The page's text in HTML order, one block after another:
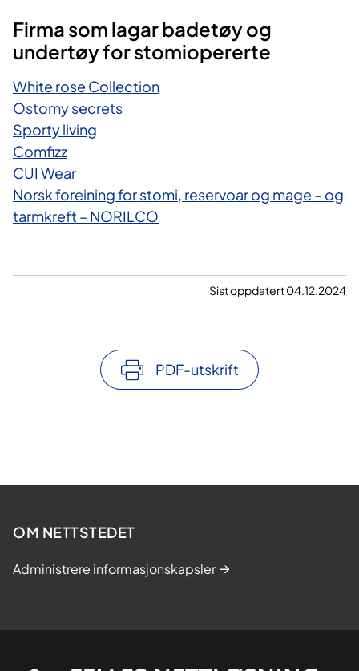
Firma som lagar badetøy og
undertøy for stomiopererte
White rose Collection
Ostomy secrets
Sporty living
Comfizz
CUI Wear
Norsk foreining for stomi, reservoar og mage – og
tarmkreft – NORILCO
Sist oppdatert 04.12.2024
PDF-utskrift
OM NETTSTEDET
Administrere informasjonskapsler